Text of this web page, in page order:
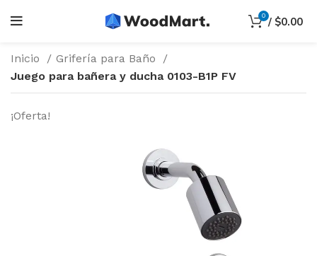
0 / $0.00
Inicio
Grifería para Baño
Juego para bañera y ducha 0103-B1P FV
¡Oferta!